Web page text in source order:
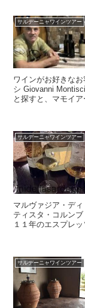
サルデーニャワインツアー
ワインがお好きな
シ Giovanni
と探すと、マモイ
いえば、Granazza。
サルデーニャワインツアー
マルヴァジア・デ
ティスタ・コルン
１１年のエスプレ
サルデーニャワインツアー